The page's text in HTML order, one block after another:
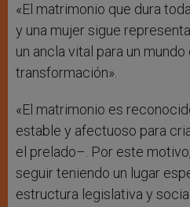
«El matrimonio que dura
y una mujer sigue
un ancla vital para un mundo
transformación».
«El matrimonio es
estable y afectuoso para
el prelado–. Por este
seguir teniendo un lugar
estructura legislativa y